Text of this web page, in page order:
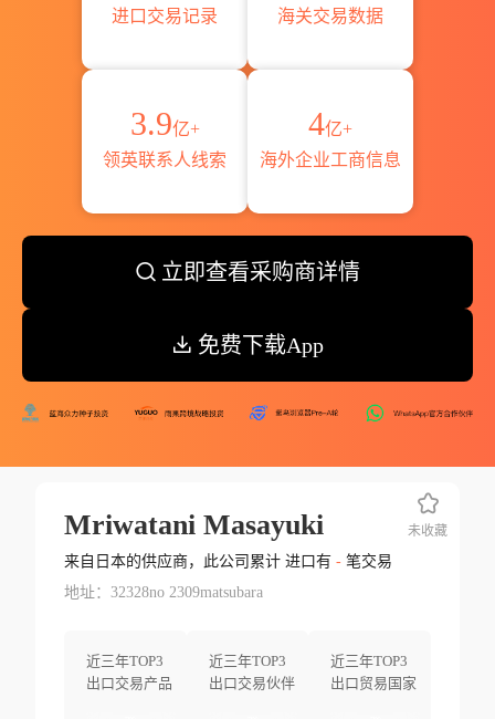
进口交易记录
海关交易数据
3.9亿+
领英联系人线索
4亿+
海外企业工商信息
立即查看采购商详情
免费下载App
Mriwatani Masayuki
来自日本的供应商，此公司累计 进口有 -笔交易
地址：32328no 2309matsubara
近三年TOP3
出口交易产品
近三年TOP3
出口交易伙伴
近三年TOP3
出口贸易国家
未收藏